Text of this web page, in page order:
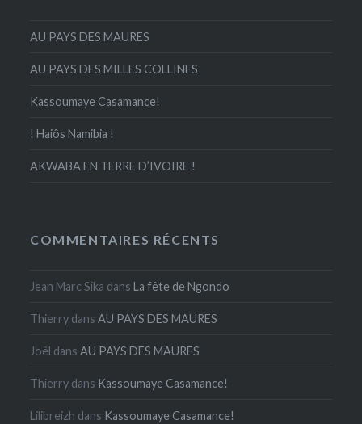
AU PAYS DES MAURES
AU PAYS DES MILLES COLLINES
Kassoumaye Casamance!
! Haiôs Namibia !
AKWABA EN TERRE D’IVOIRE !
COMMENTAIRES RÉCENTS
Jean Marc Sika dansLa fête de Ngondo
Thierry dansAU PAYS DES MAURES
Joël dansAU PAYS DES MAURES
Thierry dans Kassoumaye Casamance!
Lilibreizh dans Kassoumaye Casamance!